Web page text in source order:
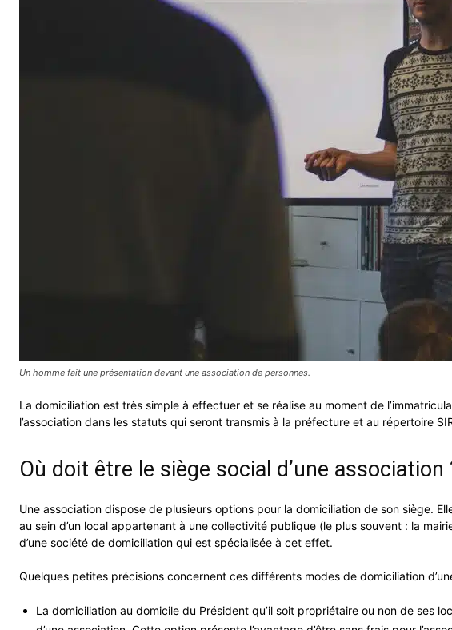
Un homme fait une présentation devant une association de personnes.
La domiciliation est très simple à effectuer et se réalise au moment de
l’association dans les statuts qui seront transmis à la préfecture et au répertoire
Où doit être le siège social d’une association
Une association dispose de plusieurs options pour la domiciliation de son siège.
au sein d’un local appartenant à une collectivité publique (le plus souvent : la
d’une société de domiciliation qui est spécialisée à cet effet.
Quelques petites précisions concernent ces différents modes de domiciliation
La domiciliation au domicile du Président qu’il soit propriétaire ou non de ses